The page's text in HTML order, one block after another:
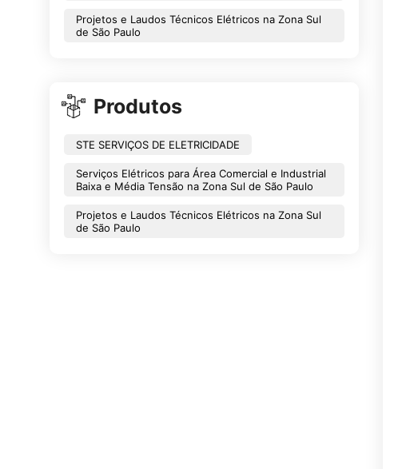
Projetos e Laudos Técnicos Elétricos na Zona Sul
de São Paulo
Produtos
STE SERVIÇOS DE ELETRICIDADE
Serviços Elétricos para Área Comercial e Industrial
Baixa e Média Tensão na Zona Sul de São Paulo
Projetos e Laudos Técnicos Elétricos na Zona Sul
de São Paulo